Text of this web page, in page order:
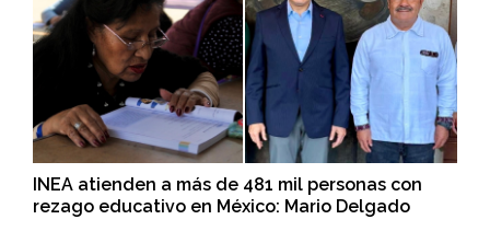
INEA atienden a más de 481 mil personas con
rezago educativo en México: Mario Delgado